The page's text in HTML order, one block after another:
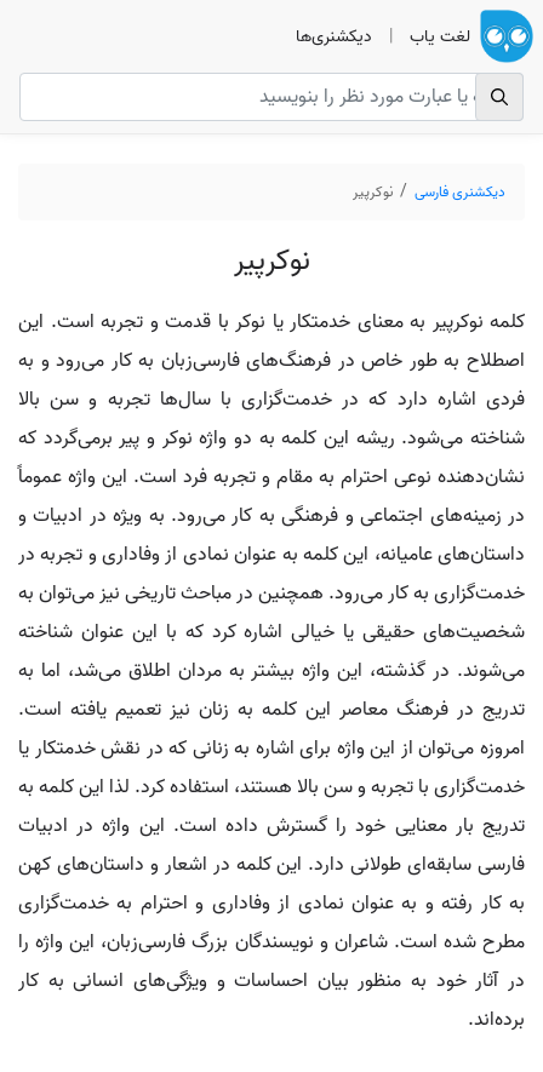
لغت یاب | دیکشنری‌ها
دیکشنری فارسی نوکرپیر
نوکرپیر
کلمه نوکرپیر به معنای خدمتکار یا نوکر با قدمت و تجربه است. این
اصطلاح به طور خاص در فرهنگ‌های فارسی‌زبان به کار می‌رود و به
فردی اشاره دارد که در خدمت‌گزاری با سال‌ها تجربه و سن بالا
شناخته می‌شود. ریشه این کلمه به دو واژه نوکر و پیر برمی‌گردد که
نشان‌دهنده نوعی احترام به مقام و تجربه فرد است. این واژه عموماً
در زمینه‌های اجتماعی و فرهنگی به کار می‌رود. به ویژه در ادبیات و
داستان‌های عامیانه، این کلمه به عنوان نمادی از وفاداری و تجربه در
خدمت‌گزاری به کار می‌رود. همچنین در مباحث تاریخی نیز می‌توان به
شخصیت‌های حقیقی یا خیالی اشاره کرد که با این عنوان شناخته
می‌شوند. در گذشته، این واژه بیشتر به مردان اطلاق می‌شد، اما به
تدریج در فرهنگ معاصر این کلمه به زنان نیز تعمیم یافته است.
امروزه می‌توان از این واژه برای اشاره به زنانی که در نقش خدمتکار یا
خدمت‌گزاری با تجربه و سن بالا هستند، استفاده کرد. لذا این کلمه به
تدریج بار معنایی خود را گسترش داده است. این واژه در ادبیات
فارسی سابقه‌ای طولانی دارد. این کلمه در اشعار و داستان‌های کهن
به کار رفته و به عنوان نمادی از وفاداری و احترام به خدمت‌گزاری
مطرح شده است. شاعران و نویسندگان بزرگ فارسی‌زبان، این واژه را
در آثار خود به منظور بیان احساسات و ویژگی‌های انسانی به کار
برده‌اند.